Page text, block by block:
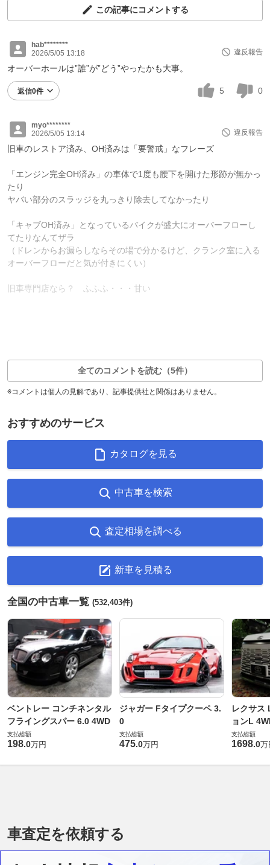
この記事にコメントする
hab********
2026/5/05 13:18
違反報告
オーバーホールは”誰”が”どう”やったかも大事。
返信0件 5 0
myo********
2026/5/05 13:14
違反報告
旧車のレストア済み、OH済みは「要警戒」なフレーズ
「エンジン完全OH済み」の車体で1度も腰下を開けた形跡が無かっ
たり
ヤバい部分のスラッジを丸っきり除去してなかったり
「キャブOH済み」となっているバイクが盛大にオーバーフローし
てたりなんてザラ
（ドレンからお漏らしならその場で分かるけど、クランク室に入る
オーバーフローだと気が付きにくい）
旧車専門店なら？ ふふふ・・・甘い
全てのコメントを読む（5件）
※コメントは個人の見解であり、記事提供社と関係はありません。
おすすめのサービス
カタログを見る
中古車を検索
査定相場を調べる
新車を見積る
全国の中古車一覧 (532,403件)
ベントレー コンチネンタル
フライングスパー 6.0 4WD
支払総額
198.0万円
ジャガー Fタイプクーペ 3.
0
支払総額
475.0万円
レクサス
ョンL
支払総額
1698.0万
車査定を依頼する